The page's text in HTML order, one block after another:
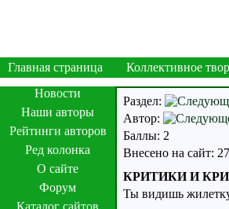
Главная страница Коллективное
Новости
Наши авторы
Рейтинги авторов
Ред колонка
О сайте
Форум
Каталог сайтов
Раздел:
Автор:
Баллы: 2
Внесено на сайт:
КРИТИКИ И
Ты видишь